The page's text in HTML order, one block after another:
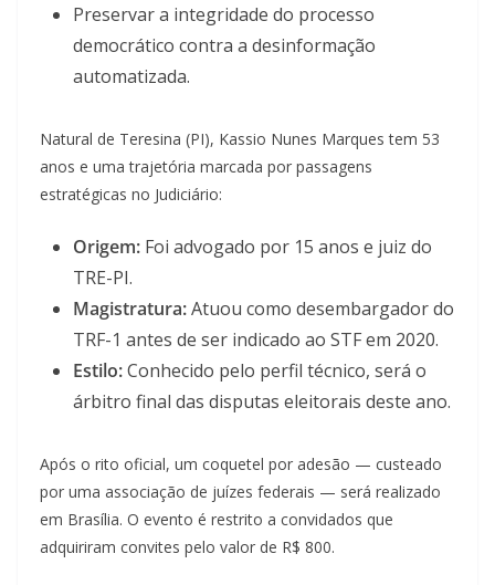
Preservar a integridade do processo
democrático contra a desinformação
automatizada.
Natural de Teresina (PI), Kassio Nunes Marques tem 53
anos e uma trajetória marcada por passagens
estratégicas no Judiciário:
Origem: Foi advogado por 15 anos e juiz do
TRE-PI.
Magistratura:Atuou como desembargador do
TRF-1 antes de ser indicado ao STF em 2020.
Estilo:Conhecido pelo perfil técnico, será o
árbitro final das disputas eleitorais deste ano.
Após o rito oficial, um coquetel por adesão — custeado
por uma associação de juízes federais — será realizado
em Brasília. O evento é restrito a convidados que
adquiriram convites pelo valor de R$ 800.